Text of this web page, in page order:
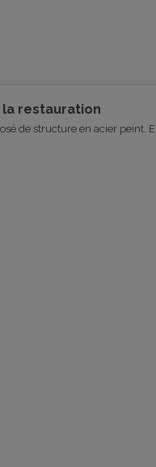
restauration
de structure en acier peint.